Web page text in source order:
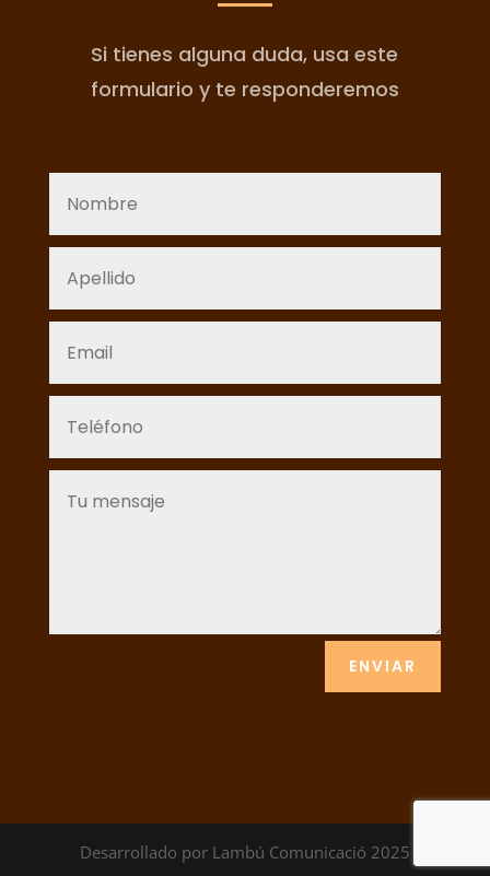
Si tienes alguna duda, usa este
formulario y te responderemos
ENVIAR
Desarrollado por Lambú Comunicació 2025